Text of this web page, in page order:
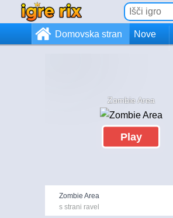
Domovska stran Nove
Zombie Area
Play
Zombie Area
s strani ravel